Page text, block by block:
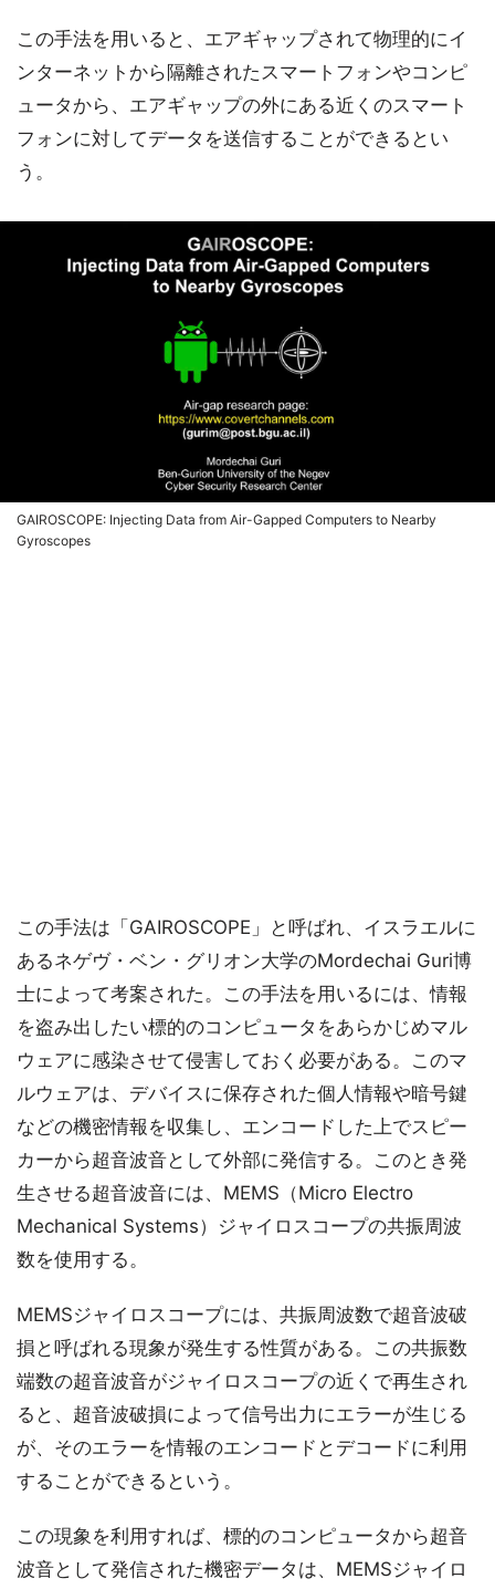
この手法を用いると、エアギャップされて物理的にイ
ンターネットから隔離されたスマートフォンやコンピ
ュータから、エアギャップの外にある近くのスマート
フォンに対してデータを送信することができるとい
う。
GAIROSCOPE: Injecting Data from Air-Gapped Computers to Nearby
Gyroscopes
この手法は「GAIROSCOPE」と呼ばれ、イスラエルに
あるネゲヴ・ベン・グリオン大学のMordechai Guri博
士によって考案された。この手法を用いるには、情報
を盗み出したい標的のコンピュータをあらかじめマル
ウェアに感染させて侵害しておく必要がある。このマ
ルウェアは、デバイスに保存された個人情報や暗号鍵
などの機密情報を収集し、エンコードした上でスピー
カーから超音波音として外部に発信する。このとき発
生させる超音波音には、MEMS（Micro Electro
Mechanical Systems）ジャイロスコープの共振周波
数を使用する。
MEMSジャイロスコープには、共振周波数で超音波破
損と呼ばれる現象が発生する性質がある。この共振数
端数の超音波音がジャイロスコープの近くで再生され
ると、超音波破損によって信号出力にエラーが生じる
が、そのエラーを情報のエンコードとデコードに利用
することができるという。
この現象を利用すれば、標的のコンピュータから超音
波音として発信された機密データは、MEMSジャイロ